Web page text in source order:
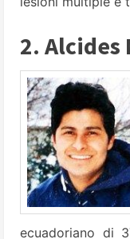
2. Alcides
ecuadoriano di